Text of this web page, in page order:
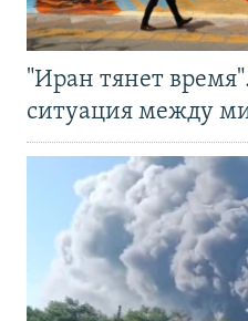
"Иран тянет
ситуация между